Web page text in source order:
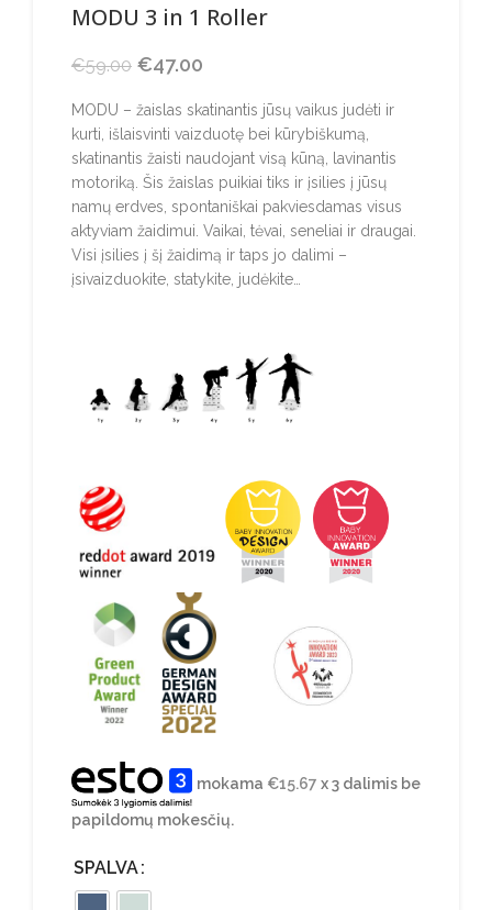
MODU 3 in 1 Roller
€59.00 Original price was: €59.00.
€47.00
MODU – žaislas skatinantis jūsų vaikus judėti ir
kurti, išlaisvinti vaizduotę bei kūrybiškumą,
skatinantis žaisti naudojant visą kūną, lavinantis
motoriką. Šis žaislas puikiai tiks ir įsilies į jūsų
namų erdves, spontaniškai pakviesdamas visus
aktyviam žaidimui. Vaikai, tėvai, seneliai ir draugai.
Visi įsilies į šį žaidimą ir taps jo dalimi –
įsivaizduokite, statykite, judėkite…
mokama €15.67 x 3 dalimis be
papildomų mokesčių.
SPALVA